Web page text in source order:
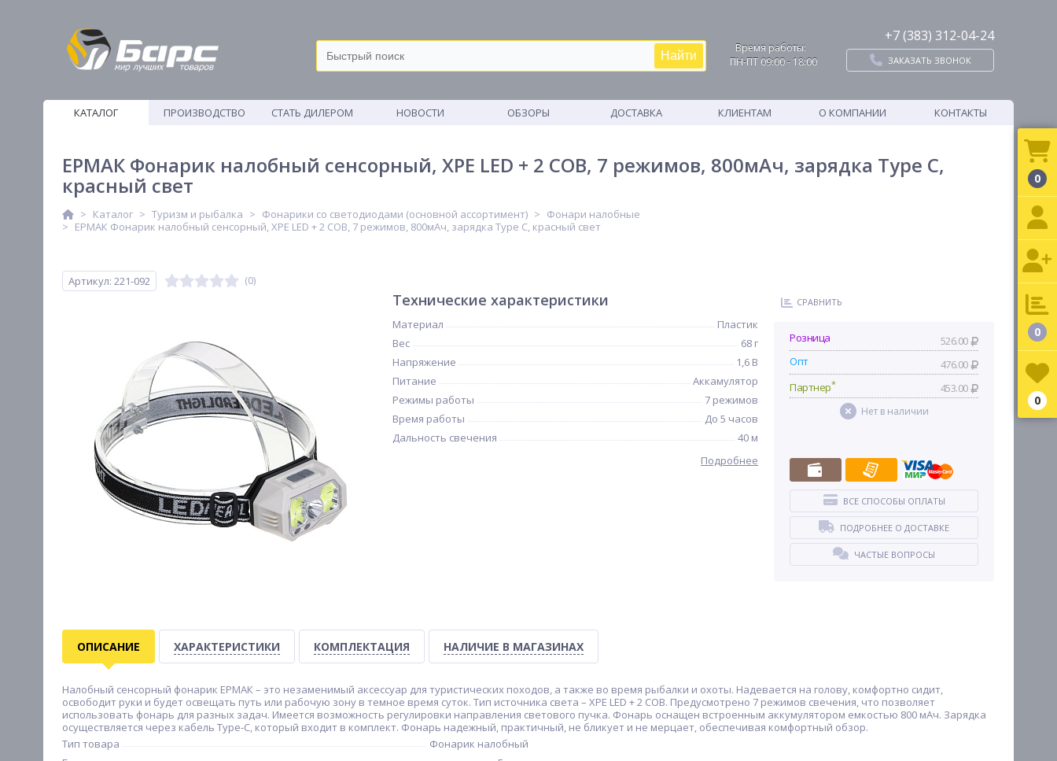
Найти
Время работы:
ПН-ПТ 09:00 - 18:00
+7 (383) 312-04-24
ЗАКАЗАТЬ ЗВОНОК
КАТАЛОГ
ПРОИЗВОДСТВО
СТАТЬ ДИЛЕРОМ НОВОСТИ ОБЗОРЫ ДОСТАВКА КЛИЕНТАМ О КОМПАНИИ КОНТАКТЫ
ЕРМАК Фонарик налобный сенсорный, XPE LED + 2 COB, 7 режимов, 800мАч, зарядка Type C,
красный свет
Каталог Туризм и рыбалка Фонарики со светодиодами (основной ассортимент)
Фонари налобные
ЕРМАК Фонарик налобный сенсорный, XPE LED + 2 COB, 7 режимов, 800мАч, зарядка Type C, красный свет
Артикул: 221-092 (0)
Технические характеристики
Материал
Пластик
Вес
68 г
Напряжение
1,6 В
Питание
Аккамулятор
Режимы работы
7 режимов
Время работы
До 5 часов
Дальность свечения
40 м
Подробнее
СРАВНИТЬ
Розница
526.00
Опт
476.00
Партнер* 453.00
Нет в наличии
ВСЕ СПОСОБЫ ОПЛАТЫ
ПОДРОБНЕЕ О ДОСТАВКЕ
ЧАСТЫЕ ВОПРОСЫ
ОПИСАНИЕ ХАРАКТЕРИСТИКИ КОМПЛЕКТАЦИЯ НАЛИЧИЕ В МАГАЗИНАХ
Налобный сенсорный фонарик ЕРМАК – это незаменимый аксессуар для туристических походов, а также во время рыбалки и охоты. Надевается на голову, комфортно сидит,
освободит руки и будет освещать путь или рабочую зону в темное время суток. Тип источника света – XPE LED + 2 COB. Предусмотрено 7 режимов свечения, что позволяет
использовать фонарь для разных задач. Имеется возможность регулировки направления светового пучка. Фонарь оснащен встроенным аккумулятором емкостью 800 мАч. Зарядка
осуществляется через кабель Type-С, который входит в комплект. Фонарь надежный, практичный, не бликует и не мерцает, обеспечивая комфортный обзор.
Тип товара
Фонарик налобный
0
0
0